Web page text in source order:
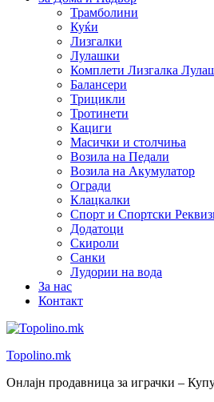
Трамболини
Куќи
Лизгалки
Лулашки
Комплети Лизгалка
Балансери
Трицикли
Тротинети
Кациги
Mасички и столчиња
Возила на Педали
Возила на Акумулатор
Огради
Клацкалки
Спорт и Спортски
Додатоци
Скироли
Санки
Лудории на вода
За нас
Контакт
Topolino.mk
Онлајн продавница за играчки –